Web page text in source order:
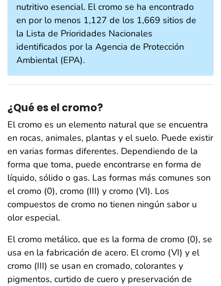
nutritivo esencial. El cromo se ha encontrado
en por lo menos 1,127 de los 1,669 sitios de
la Lista de Prioridades Nacionales
identificados por la Agencia de Protección
Ambiental (EPA).
¿Qué es el cromo?
El cromo es un elemento natural que se encuentra
en rocas, animales, plantas y el suelo. Puede existir
en varias formas diferentes. Dependiendo de la
forma que toma, puede encontrarse en forma de
líquido, sólido o gas. Las formas más comunes son
el cromo (0), cromo (III) y cromo (VI). Los
compuestos de cromo no tienen ningún sabor u
olor especial.
El cromo metálico, que es la forma de cromo (0), se
usa en la fabricación de acero. El cromo (VI) y el
cromo (III) se usan en cromado, colorantes y
pigmentos, curtido de cuero y preservación de